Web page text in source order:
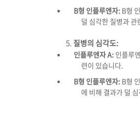
B형 인플루엔자: B형
덜 심각한 질병과 관
질병의 심각도:
인플루엔자 A: 인플루
련이 있습니다.
B형 인플루엔자: B형
에 비해 결과가 덜